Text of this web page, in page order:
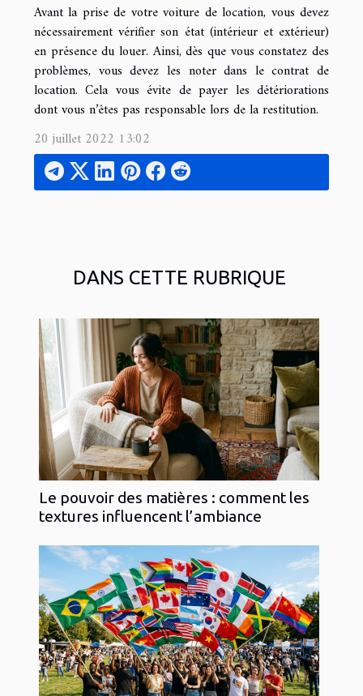
Avant la prise de votre voiture de location, vous devez
nécessairement vérifier son état (intérieur et extérieur)
en présence du louer. Ainsi, dès que vous constatez des
problèmes, vous devez les noter dans le contrat de
location. Cela vous évite de payer les détériorations
dont vous n’êtes pas responsable lors de la restitution.
20 juillet 2022 13:02
DANS CETTE RUBRIQUE
Le pouvoir des matières : comment les
textures influencent l’ambiance